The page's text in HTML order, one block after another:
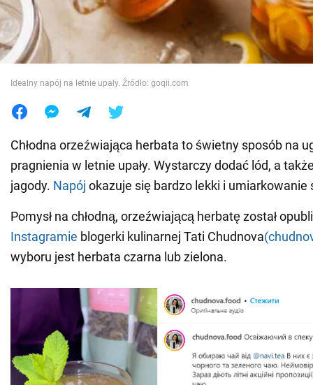
Świat
Jedzenie
Idealny napój na letnie upały. Źródło: goqii.com
Chłodna orzeźwiająca herbata to świetny sposób na
pragnienia w letnie upały. Wystarczy dodać lód, a
jagody. Napój okazuje się bardzo lekki i umiarkowanie
Pomysł na chłodną, orzeźwiającą herbatę został
Instagramie blogerki kulinarnej Tati Chudnova
wyboru jest herbata czarna lub zielona.